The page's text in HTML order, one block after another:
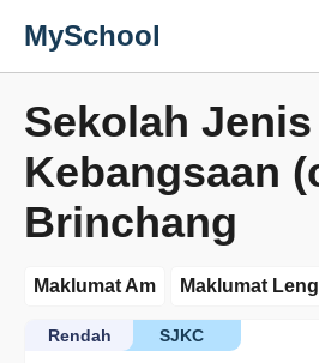
MySchool
Sekolah Jenis
Kebangsaan
Brinchang
Maklumat Am Maklumat
SJKC
Rendah